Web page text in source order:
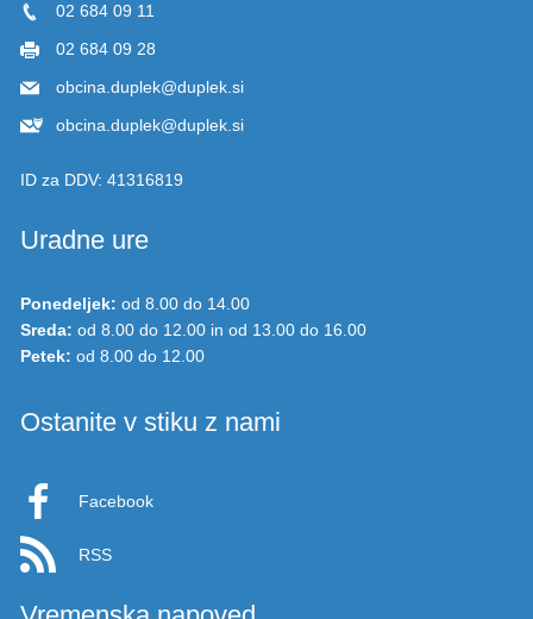
02 684 09 11
02 684 09 28
obcina.duplek@duplek.si
obcina.duplek@duplek.si
ID za DDV: 41316819
Uradne ure
Ponedeljek: od 8.00 do 14.00
Sreda: od 8.00 do 12.00 in od 13.00 do 16.00
Petek: od 8.00 do 12.00
Ostanite v stiku z nami
Facebook
RSS